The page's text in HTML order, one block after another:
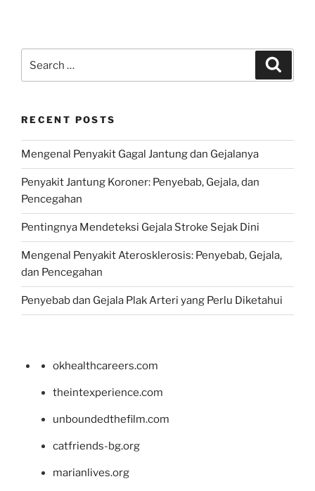
for:
RECENT POSTS
Mengenal Penyakit Gagal Jantung dan Gejalanya
Penyakit Jantung Koroner: Penyebab, Gejala, dan
Pencegahan
Pentingnya Mendeteksi Gejala Stroke Sejak Dini
Mengenal Penyakit Aterosklerosis: Penyebab, Gejala,
dan Pencegahan
Penyebab dan Gejala Plak Arteri yang Perlu Diketahui
okhealthcareers.com
theintexperience.com
unboundedthefilm.com
catfriends-bg.org
marianlives.org